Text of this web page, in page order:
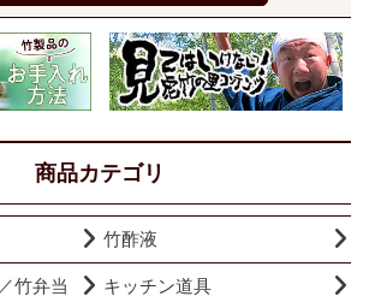
商品カテゴリ
竹酢液
竹弁当
キッチン道具